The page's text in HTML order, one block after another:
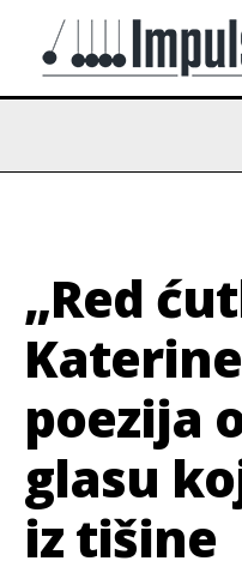
„Red
poezija
glasu
iz tišine